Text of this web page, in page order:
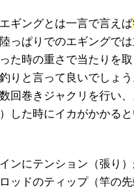
ギングとは一言で言えば
っぱりでのエギングで
た時の重さで当たりを
りと言って良いでしょ
回巻きジャクリを行い
した時にイカがかかる
ンにテンション（張り
ッドのティップ（竿の